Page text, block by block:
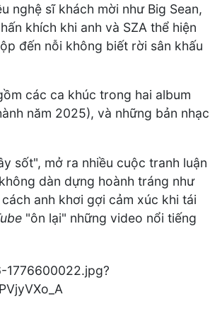
nghệ sĩ khách mời như Big Sean,
khích khi anh và SZA thể hiện
đến nỗi không biết rời sân khấu
các ca khúc trong hai album
năm 2025), và những bản nhạc
sốt", mở ra nhiều cuộc tranh luận
dàn dựng hoành tráng như
anh khơi gợi cảm xúc khi tái
"ôn lại" những video nổi tiếng